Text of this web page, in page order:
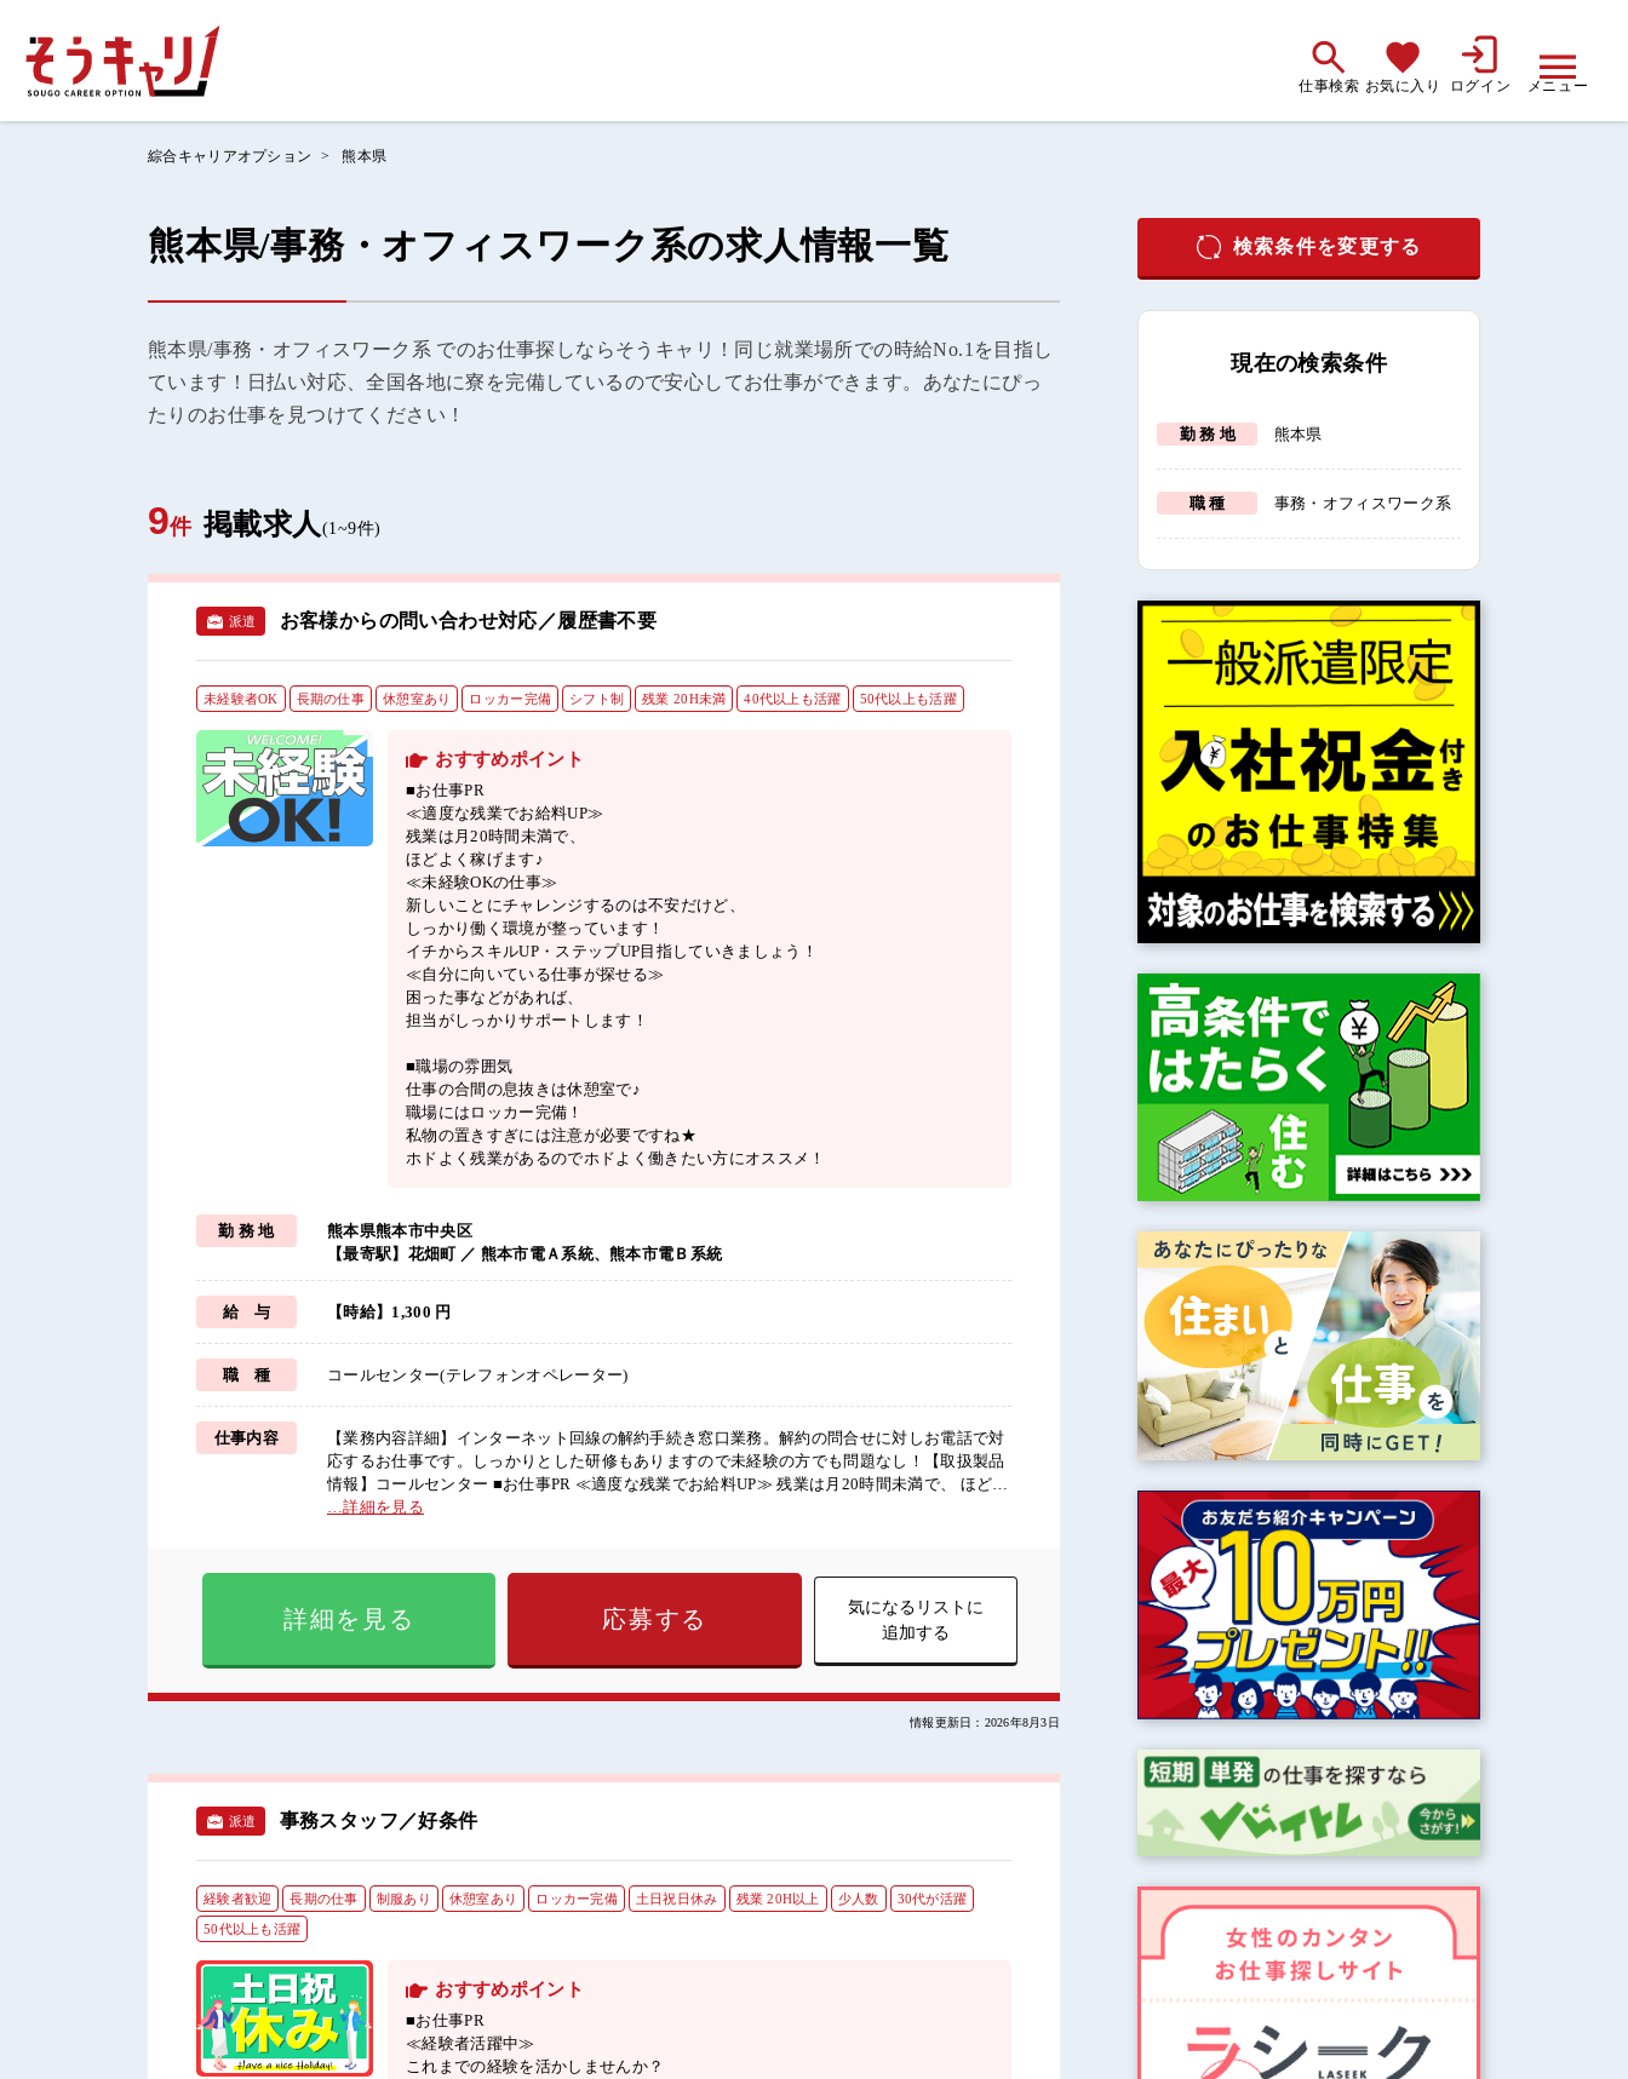
仕事検索 お気に入り ログイン メニュー
ホームにもどる
お気に入りリスト
お問い合わせ
綜合キャリアオプション 熊本県
熊本県/事務・オフィスワーク系の求人情報一覧
熊本県/事務・オフィスワーク系 でのお仕事探しならそうキャリ！同じ就業場所での時給No.1を目指し
ています！日払い対応、全国各地に寮を完備しているので安心してお仕事ができます。あなたにぴっ
たりのお仕事を見つけてください！
9件 掲載求人 (1~9件)
派遣 お客様からの問い合わせ対応／履歴書不要
未経験者OK 長期の仕事 休憩室あり ロッカー完備 シフト制 残業 20H未満 40代以上も活躍 50代以上も活躍
おすすめポイント
■お仕事PR
≪適度な残業でお給料UP≫
残業は月20時間未満で、
ほどよく稼げます♪
≪未経験OKの仕事≫
新しいことにチャレンジするのは不安だけど、
しっかり働く環境が整っています！
イチからスキルUP・ステップUP目指していきましょう！
≪自分に向いている仕事が探せる≫
困った事などがあれば、
担当がしっかりサポートします！
■職場の雰囲気
仕事の合間の息抜きは休憩室で♪
職場にはロッカー完備！
私物の置きすぎには注意が必要ですね★
ホドよく残業があるのでホドよく働きたい方にオススメ！
勤 務 地
熊本県熊本市中央区
【最寄駅】花畑町 ／ 熊本市電Ａ系統、熊本市電Ｂ系統
給 与 【時給】1,300 円
職 種 コールセンター(テレフォンオペレーター)
仕事内容
【業務内容詳細】インターネット回線の解約手続き窓口業務。解約の問合せに対しお電話で対
応するお仕事です。しっかりとした研修もありますので未経験の方でも問題なし！【取扱製品
情報】コールセンター ■お仕事PR ≪適度な残業でお給料UP≫ 残業は月20時間未満で、 ほどよ
く稼げます♪ ≪未経験OKの仕事≫ 新しいことにチャレンジするのは不安だけど、 しっかり働
囲気 仕事の合間の息抜きは休憩室で♪ 職場にはロッカー完備！ 私物の置きすぎには注意が必要
…詳細を見る
詳細を見る 応募する
気になるリストに
追加する
情報更新日：2026年8月3日
派遣 事務スタッフ／好条件
経験者歓迎 長期の仕事 制服あり 休憩室あり ロッカー完備 土日祝日休み 残業 20H以上 少人数 30代が活躍
50代以上も活躍
おすすめポイント
■お仕事PR
≪経験者活躍中≫
これまでの経験を活かしませんか？
検索条件を変更する
現在の検索条件
勤 務 地 熊本県
職 種 事務・オフィスワーク系